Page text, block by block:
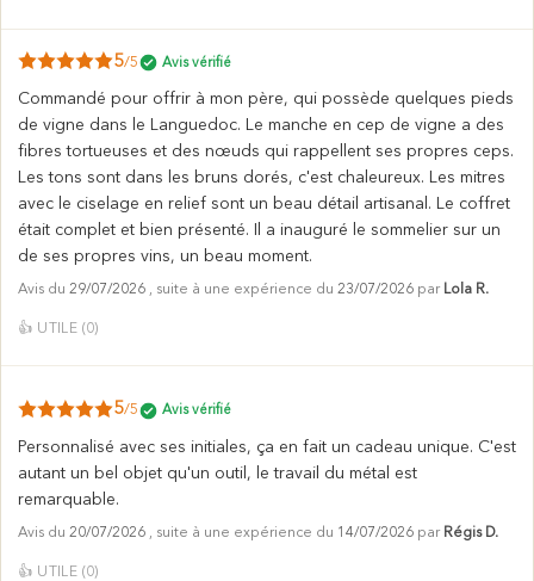
5/5 Avis vérifié
Commandé pour offrir à mon père, qui possède quelques pieds
de vigne dans le Languedoc. Le manche en cep de vigne a des
fibres tortueuses et des nœuds qui rappellent ses propres ceps.
Les tons sont dans les bruns dorés, c'est chaleureux. Les mitres
avec le ciselage en relief sont un beau détail artisanal. Le coffret
était complet et bien présenté. Il a inauguré le sommelier sur un
de ses propres vins, un beau moment.
Avis du 29/07/2026 , suite à une expérience du 23/07/2026 par Lola R.
👍 UTILE (0)
5/5 Avis vérifié
Personnalisé avec ses initiales, ça en fait un cadeau unique. C'est
autant un bel objet qu'un outil, le travail du métal est
remarquable.
Avis du 20/07/2026 , suite à une expérience du 14/07/2026 par Régis D.
👍 UTILE (0)